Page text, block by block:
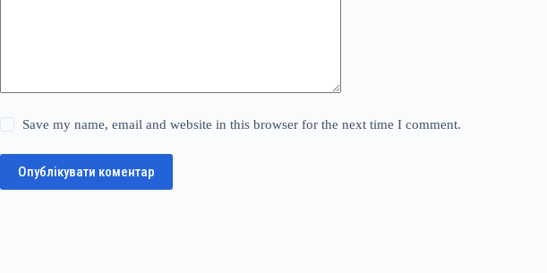
Save my name, email and website in this browser for the next time I comment.
Опублікувати коментар